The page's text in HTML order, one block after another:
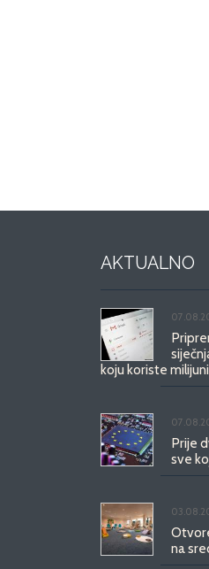
AKTUALNO
koju koriste milijuni
Prije
sve
na